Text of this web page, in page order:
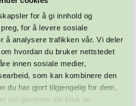
for å gi innhold og
for å levere sosiale
å analysere trafikken vår. Vi deler
hvordan du bruker nettstedet
innen sosiale medier,
som kan kombinere den
du har gjort tilgjengelig for dem,
inn gjennom din bruk av